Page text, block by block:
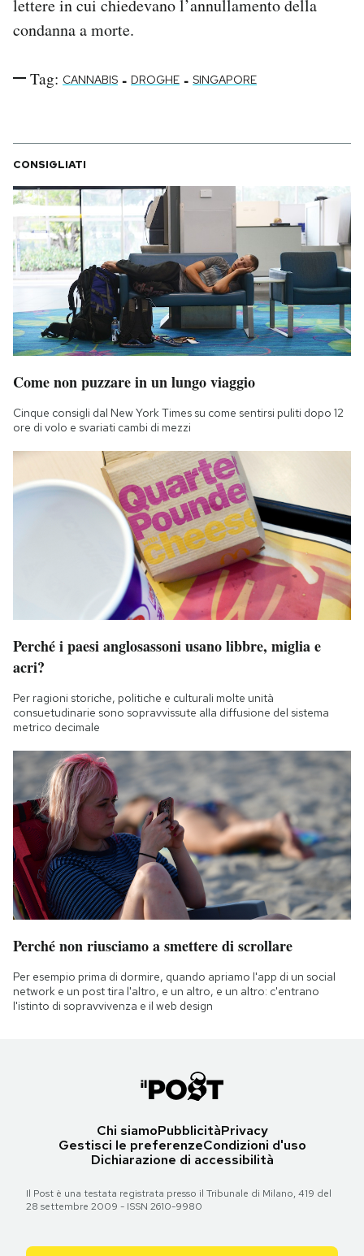
lettere in cui chiedevano l’annullamento della
condanna a morte.
Tag: CANNABIS - DROGHE - SINGAPORE
CONSIGLIATI
Come non puzzare in un lungo viaggio
Cinque consigli dal New York Times su come sentirsi puliti dopo 12
ore di volo e svariati cambi di mezzi
Perché i paesi anglosassoni usano libbre, miglia e
acri?
Per ragioni storiche, politiche e culturali molte unità
consuetudinarie sono sopravvissute alla diffusione del sistema
metrico decimale
Perché non riusciamo a smettere di scrollare
Per esempio prima di dormire, quando apriamo l'app di un social
network e un post tira l'altro, e un altro, e un altro: c'entrano
l'istinto di sopravvivenza e il web design
Chi siamoPubblicitàPrivacy
Gestisci le preferenzeCondizioni d'uso
Dichiarazione di accessibilità
Il Post è una testata registrata presso il Tribunale di Milano, 419 del
28 settembre 2009 - ISSN 2610-9980